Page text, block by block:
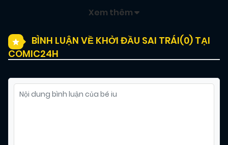
Xem thêm
BÌNH LUẬN VỀ KHỞI ĐẦU SAI TRÁI(0) TẠI
COMIC24H